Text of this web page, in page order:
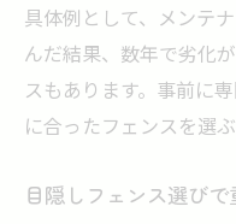
具体例として、メンテ
んだ結果、数年で劣化
スもあります。事前に
に合ったフェンスを選
目隠しフェンス選び